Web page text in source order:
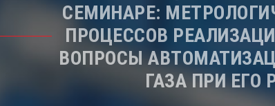
СЕМИНАРЕ:
ПРОЦЕССОВ
ВОПРОСЫ
ГАЗА ПРИ ЕГО